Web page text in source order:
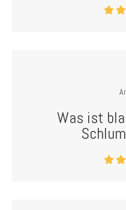
Was ist